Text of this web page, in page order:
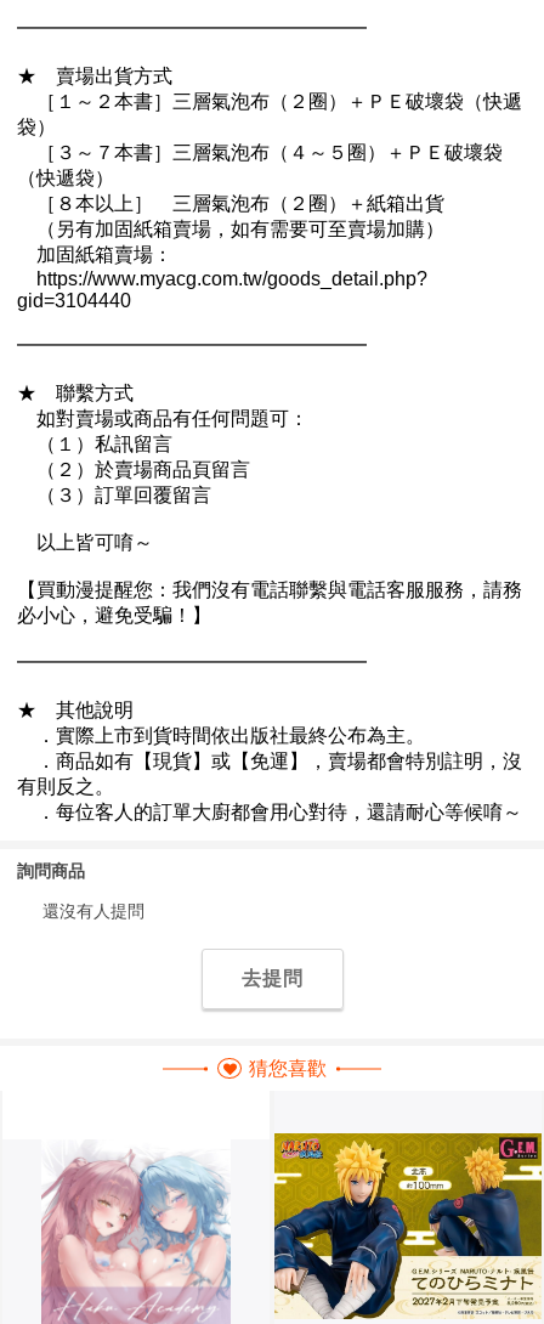
詢問商品
還沒有人提問
去提問
猜您喜歡